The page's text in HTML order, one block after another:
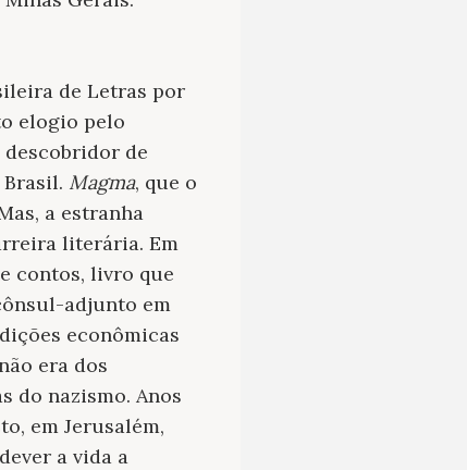
de Letras por
elogio pelo
de
Magma, que o
a estranha
literária. Em
contos, livro que
adjunto em
econômicas
era dos
do nazismo. Anos
em Jerusalém,
a vida a